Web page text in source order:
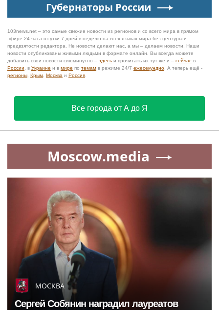
Губернаторы России
103news.net – это самые свежие новости из регионов и со всего мира в прямом
эфире 24 часа в сутки 7 дней в неделю на всех языках мира без цензуры и
предвзятости редактора. Не новости делают нас, а мы – делаем новости. Наши
новости опубликованы живыми людьми в формате онлайн. Вы всегда можете
добавить свои новости сиюминутно – здесь и прочитать их тут же и – сейчас в
России , в Украине и в мире по темам в режиме 24/7 ежесекундно . А теперь ещё -
регионы Крым Москва и Россия
Все города от А до Я
Moscow.media
МОСКВА
Сергей Собянин наградил лауреатов